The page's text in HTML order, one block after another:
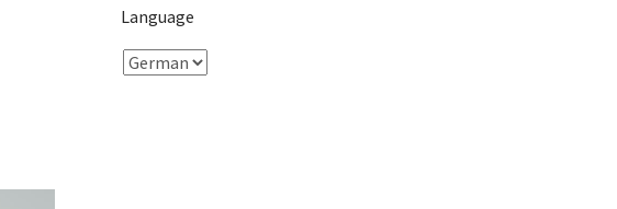
Language